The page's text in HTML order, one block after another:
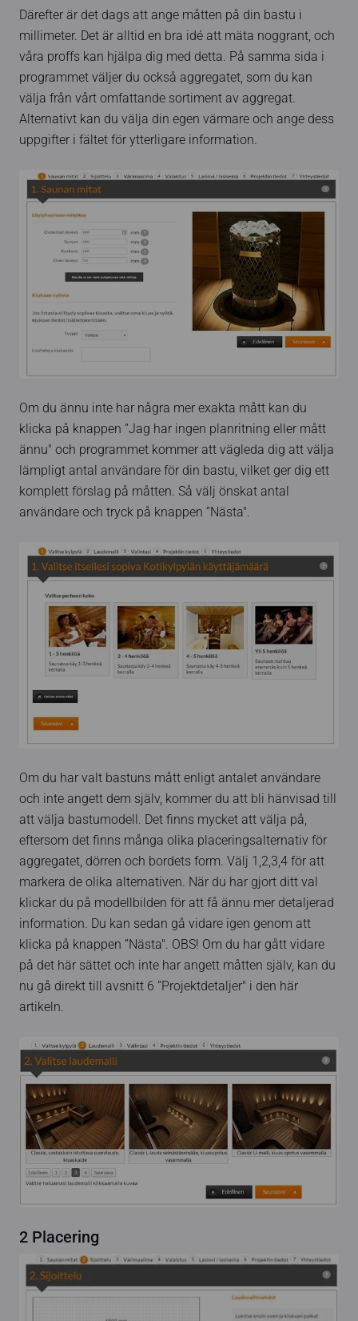
Därefter är det dags att ange måtten på din bastu i
millimeter. Det är alltid en bra idé att mäta noggrant, och
våra proffs kan hjälpa dig med detta. På samma sida i
programmet väljer du också aggregatet, som du kan
välja från vårt omfattande sortiment av aggregat.
Alternativt kan du välja din egen värmare och ange dess
uppgifter i fältet för ytterligare information.
Om du ännu inte har några mer exakta mått kan du
klicka på knappen ”Jag har ingen planritning eller mått
ännu" och programmet kommer att vägleda dig att välja
lämpligt antal användare för din bastu, vilket ger dig ett
komplett förslag på måtten. Så välj önskat antal
användare och tryck på knappen ”Nästa".
Om du har valt bastuns mått enligt antalet användare
och inte angett dem själv, kommer du att bli hänvisad till
att välja bastumodell. Det finns mycket att välja på,
eftersom det finns många olika placeringsalternativ för
aggregatet, dörren och bordets form. Välj 1,2,3,4 för att
markera de olika alternativen. När du har gjort ditt val
klickar du på modellbilden för att få ännu mer detaljerad
information. Du kan sedan gå vidare igen genom att
klicka på knappen ”Nästa". OBS! Om du har gått vidare
på det här sättet och inte har angett måtten själv, kan du
nu gå direkt till avsnitt 6 ”Projektdetaljer" i den här
artikeln.
2 Placering